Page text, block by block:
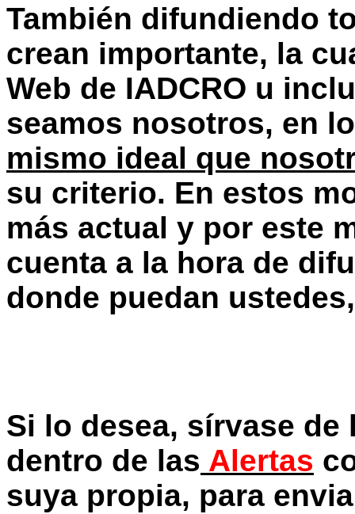
También difundiendo
crean importante, la
Web de IADCRO u
seamos nosotros, en
mismo ideal que
su criterio. En estos
más actual y por este
cuenta a la hora de
donde puedan
Si lo desea, sírvase
dentro de las Alertas
suya propia, para